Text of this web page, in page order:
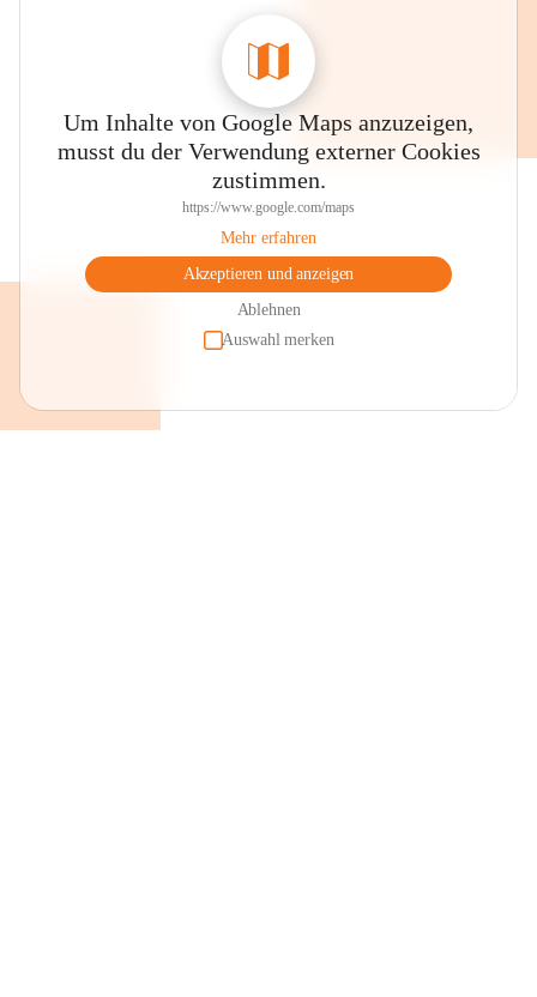
Um Inhalte von Google Maps anzuzeigen,
musst du der Verwendung externer Cookies
zustimmen.
https://www.google.com/maps
Mehr erfahren
Akzeptieren und anzeigen
Ablehnen
Auswahl merken